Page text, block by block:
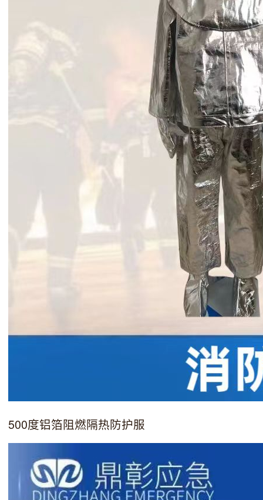
500度铝箔阻燃隔热防护服